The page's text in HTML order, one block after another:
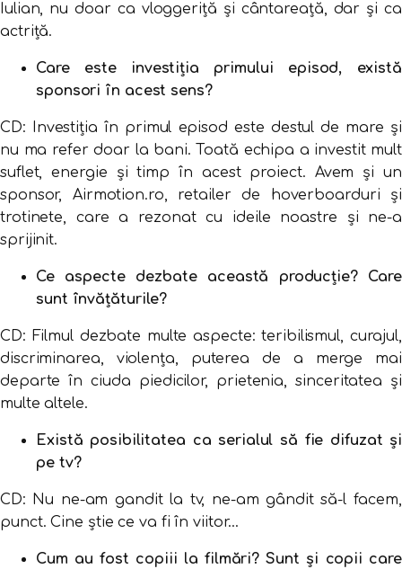
Iulian, nu doar ca vloggeriță și cântareață, dar și ca
actriță.
Care este investiția primului episod, există
sponsori în acest sens?
CD: Investiția în primul episod este destul de mare și
nu ma refer doar la bani. Toată echipa a investit mult
suflet, energie și timp în acest proiect. Avem și un
sponsor, Airmotion.ro, retailer de hoverboarduri și
trotinete, care a rezonat cu ideile noastre și ne-a
sprijinit.
Ce aspecte dezbate această producție? Care
sunt învățăturile?
CD: Filmul dezbate multe aspecte: teribilismul, curajul,
discriminarea, violența, puterea de a merge mai
departe în ciuda piedicilor, prietenia, sinceritatea și
multe altele.
Există posibilitatea ca serialul să fie difuzat și
pe tv?
CD: Nu ne-am gandit la tv, ne-am gândit să-l facem,
punct. Cine știe ce va fi în viitor...
Cum au fost copiii la filmări? Sunt și copii care